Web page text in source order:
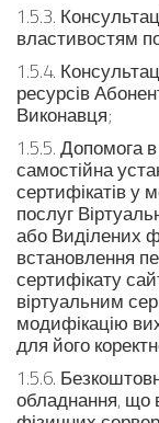
1.5.3.
властивостям
1.5.4.
ресурсів
Виконавця;
1.5.5. Допомога
самостійна
сертифікатів у
послуг
або Виділених
встановлення
сертифікату
віртуальним
модифікацію
для його
1.5.6.
обладнання, що